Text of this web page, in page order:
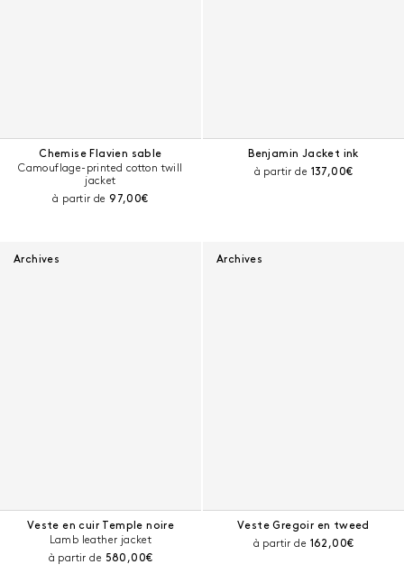
Chemise Flavien sable
Camouflage-printed cotton twill
jacket
à partir dePrix courant :
97,00€
Benjamin Jacket ink
à partir de Prix courant :
137,00€
Archives
Veste en cuir Temple noire
Lamb leather jacket
à partir de Prix courant :
580,00€
Archives
Veste Gregoir en tweed
à partir de Prix courant :
162,00€